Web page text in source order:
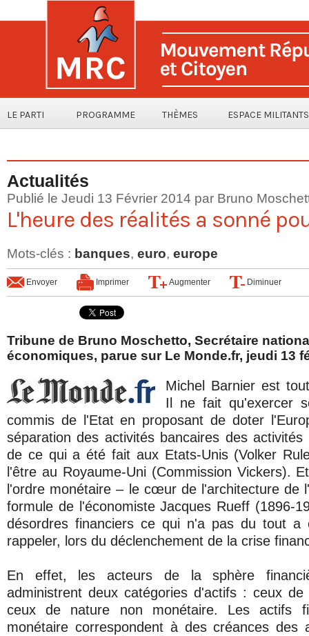
LE PARTI PROGRAMME THÈMES ESPACE MILITANTS
Actualités
Publié le Jeudi 13 Février 2014 par Bruno
L'heure des réalités a sonné
Mots-clés : banques, euro, europe
Envoyer Imprimer Augmenter Diminuer
Tribune de Bruno Moschetto, Secrétaire
économiques, parue sur Le Monde.fr, jeudi 13
Michel Barnier est
Il ne fait qu'exercer
commis de l'Etat en proposant de doter
séparation des activités bancaires des
de ce qui a été fait aux Etats-Unis (Volker
l'être au Royaume-Uni (Commission Vickers).
l'ordre monétaire – le cœur de l'architecture de
formule de l'économiste Jacques Rueff (1896-
désordres financiers ce qui n'a pas du tout
rappeler, lors du déclenchement de la crise
En effet, les acteurs de la sphère
administrent deux catégories d'actifs : ceux
ceux de nature non monétaire. Les actifs
monétaire correspondent à des créances des